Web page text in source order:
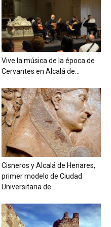
Vive la música de la época de
Cervantes en Alcalá de...
Cisneros y Alcalá de Henares,
primer modelo de Ciudad
Universitaria de...